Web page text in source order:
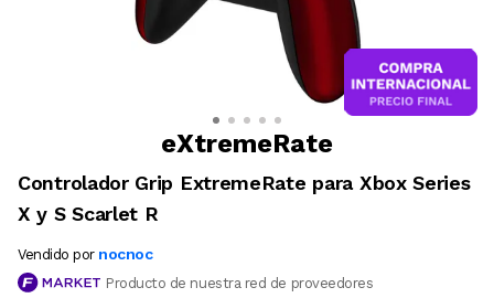
eXtremeRate
Controlador Grip ExtremeRate para Xbox Series
X y S Scarlet R
Vendido por nocnoc
Producto de nuestra red de proveedores